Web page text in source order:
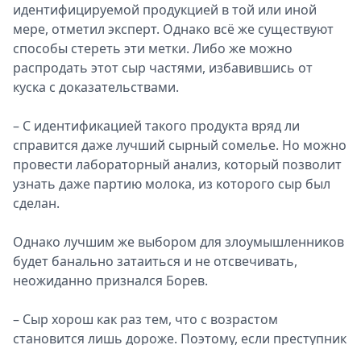
идентифицируемой продукцией в той или иной
мере, отметил эксперт. Однако всё же существуют
способы стереть эти метки. Либо же можно
распродать этот сыр частями, избавившись от
куска с доказательствами.
– С идентификацией такого продукта вряд ли
справится даже лучший сырный сомелье. Но можно
провести лабораторный анализ, который позволит
узнать даже партию молока, из которого сыр был
сделан.
Однако лучшим же выбором для злоумышленников
будет банально затаиться и не отсвечивать,
неожиданно признался Борев.
– Сыр хорош как раз тем, что с возрастом
становится лишь дороже. Поэтому, если преступник